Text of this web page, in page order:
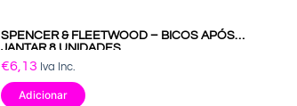
SPENCER & FLEETWOOD – BICOS APÓS
JANTAR 8 UNIDADES
€6,13 Iva Inc.
Adicionar